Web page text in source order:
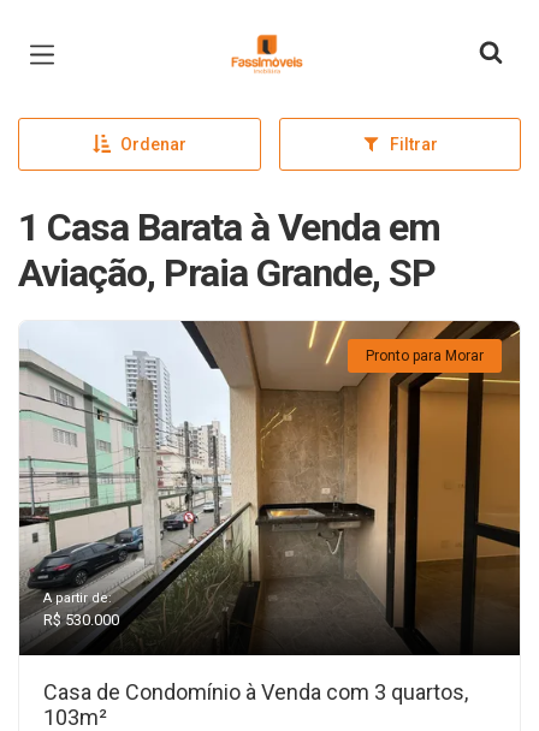
Página inicial
Ordenar Filtrar
1 Casa Barata à Venda em
Aviação, Praia Grande, SP
Pronto para Morar
A partir de:
R$ 530.000
Casa de Condomínio à Venda com 3 quartos,
103m²